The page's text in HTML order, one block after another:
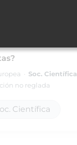
· Soc. Científica
no reglada
Científica